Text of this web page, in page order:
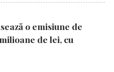
o emisiune de
de lei, cu